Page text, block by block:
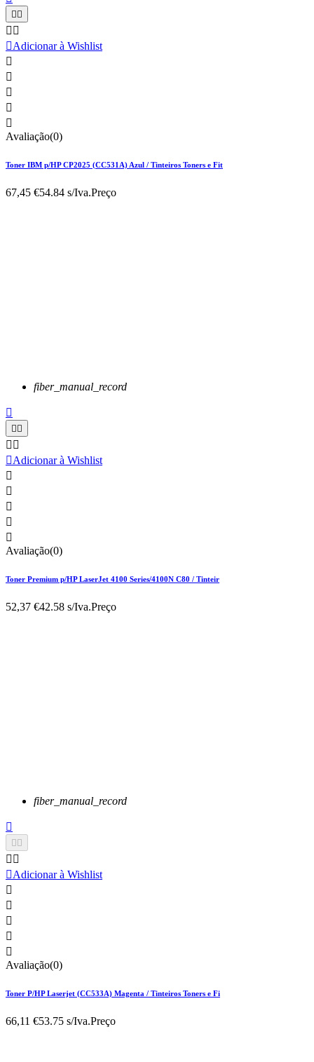
 
 
Adicionar à Wishlist





Avaliação(0)
Toner IBM p/HP CP2025 (CC531A) Azul / Tinteiros Toners e Fit
67,45 €54.84 s/Iva.Preço
fiber_manual_record

 
 
Adicionar à Wishlist





Avaliação(0)
Toner Premium p/HP LaserJet 4100 Series/4100N C80 / Tinteir
52,37 €42.58 s/Iva.Preço
fiber_manual_record

 
 
Adicionar à Wishlist





Avaliação(0)
Toner P/HP Laserjet (CC533A) Magenta / Tinteiros Toners e Fi
66,11 €53.75 s/Iva.Preço